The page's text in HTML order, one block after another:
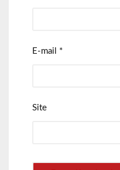
E-mail *
Site